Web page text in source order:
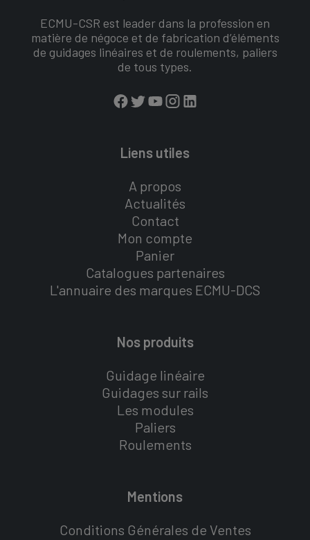
ECMU-CSR est leader dans la profession en
matière de négoce et de fabrication d’éléments
de guidages linéaires et de roulements, paliers
de tous types.
Liens utiles
A propos
Actualités
Contact
Mon compte
Panier
Catalogues partenaires
L'annuaire des marques ECMU-DCS
Nos produits
Guidage linéaire
Guidages sur rails
Les modules
Paliers
Roulements
Mentions
Conditions Générales de Ventes